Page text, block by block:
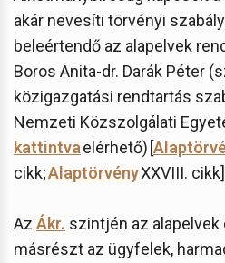
akár nevesíti törvényi
beleértendő az alapelvek
Boros Anita-dr. Darák Péter
közigazgatási rendtartás
Nemzeti Közszolgálati
kattintvaelérhető) [
cikk;AlaptörvényXXVIII.
Az Ákr. szintjén az
másrészt az ügyfelek,